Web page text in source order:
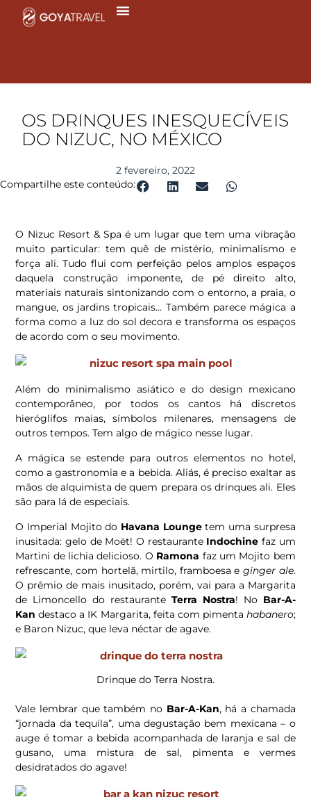
OS DRINQUES INESQUECÍVEIS
DO NIZUC, NO MÉXICO
2 fevereiro, 2022
Compartilhe este conteúdo:
O Nizuc Resort & Spa é um lugar que tem uma vibração
muito particular: tem quê de mistério, minimalismo e
força ali. Tudo flui com perfeição pelos amplos espaços
daquela construção imponente, de pé direito alto,
materiais naturais sintonizando com o entorno, a praia, o
mangue, os jardins tropicais… Também parece mágica a
forma como a luz do sol decora e transforma os espaços
de acordo com o seu movimento.
Além do minimalismo asiático e do design mexicano
contemporâneo, por todos os cantos há discretos
hieróglifos maias, símbolos milenares, mensagens de
outros tempos. Tem algo de mágico nesse lugar.
A mágica se estende para outros elementos no hotel,
como a gastronomia e a bebida. Aliás, é preciso exaltar as
mãos de alquimista de quem prepara os drinques ali. Eles
são para lá de especiais.
O Imperial Mojito do Havana Loungetem uma surpresa
inusitada: gelo de Moët! O restaurante Indochine faz um
Martini de lichia delicioso. O Ramona faz um Mojito bem
refrescante, com hortelã, mirtilo, framboesa eginger ale.
O prêmio de mais inusitado, porém, vai para a Margarita
de Limoncello do restaurante Terra Nostra! No Bar-A-
Kan destaco a IK Margarita, feita com pimenta habanero;
e Baron Nizuc, que leva néctar de agave.
Drinque do Terra Nostra.
Vale lembrar que também no Bar-A-Kan, há a chamada
“jornada da tequila”, uma degustação bem mexicana – o
auge é tomar a bebida acompanhada de laranja e sal de
gusano, uma mistura de sal, pimenta e vermes
desidratados do agave!